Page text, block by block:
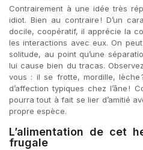
Contrairement à une idée très
idiot. Bien au contraire ! D’un
docile, coopératif, il apprécie la
les interactions avec eux. On
solitude, au point qu’une
lui cause bien du tracas.
vous : il se frotte, mordille, lèche
d’affection typiques chez l’âne !
pourra tout à fait se lier d’amitié
propre espèce.
L’alimentation de cet
frugale